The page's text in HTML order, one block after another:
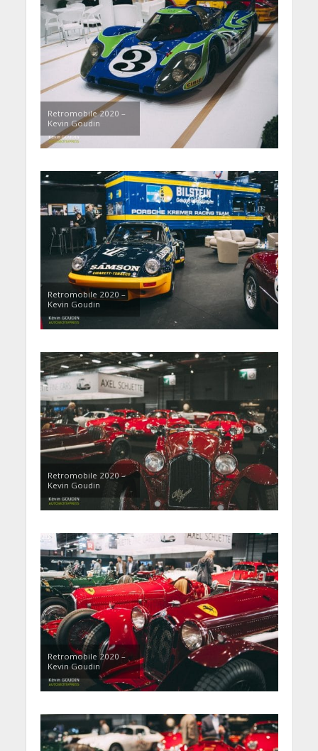
Retromobile 2020 –
Kevin Goudin
Retromobile 2020 –
Kevin Goudin
Retromobile 2020 –
Kevin Goudin
Retromobile 2020 –
Kevin Goudin